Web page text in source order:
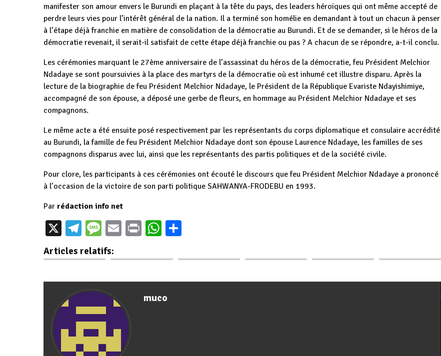
manifester son amour envers le Burundi en plaçant à la tête du pays, des leaders héroïques qui ont même accepté de
perdre leurs vies pour l’intérêt général de la nation. Il a terminé son homélie en demandant à tout un chacun à penser
à l’étape déjà franchie en matière de consolidation de la démocratie au Burundi. Et de se demander, si le héros de la
démocratie revenait, il serait-il satisfait de cette étape déjà franchie ou pas ? A chacun de se répondre, a-t-il conclu.
Les cérémonies marquant le 27ème anniversaire de l’assassinat du héros de la démocratie, feu Président Melchior
Ndadaye se sont poursuivies à la place des martyrs de la démocratie où est inhumé cet illustre disparu. Après la
lecture de la biographie de feu Président Melchior Ndadaye, le Président de la République Evariste Ndayishimiye,
accompagné de son épouse, a déposé une gerbe de fleurs, en hommage au Président Melchior Ndadaye et ses
compagnons.
Le même acte a été ensuite posé respectivement par les représentants du corps diplomatique et consulaire accrédité
au Burundi, la famille de feu Président Melchior Ndadaye dont son épouse Laurence Ndadaye, les familles de ses
compagnons disparus avec lui, ainsi que les représentants des partis politiques et de la société civile.
Pour clore, les participants à ces cérémonies ont écouté le discours que feu Président Melchior Ndadaye a prononcé
à l’occasion de la victoire de son parti politique SAHWANYA-FRODEBU en 1993.
Par rédaction info net
X Telegram
Message
EmailPrintWhatsApp
Articles relatifs:
Commémoration
du 30ème
l'assassinat…
Burundi / Belgique
: 31 ans après
muco